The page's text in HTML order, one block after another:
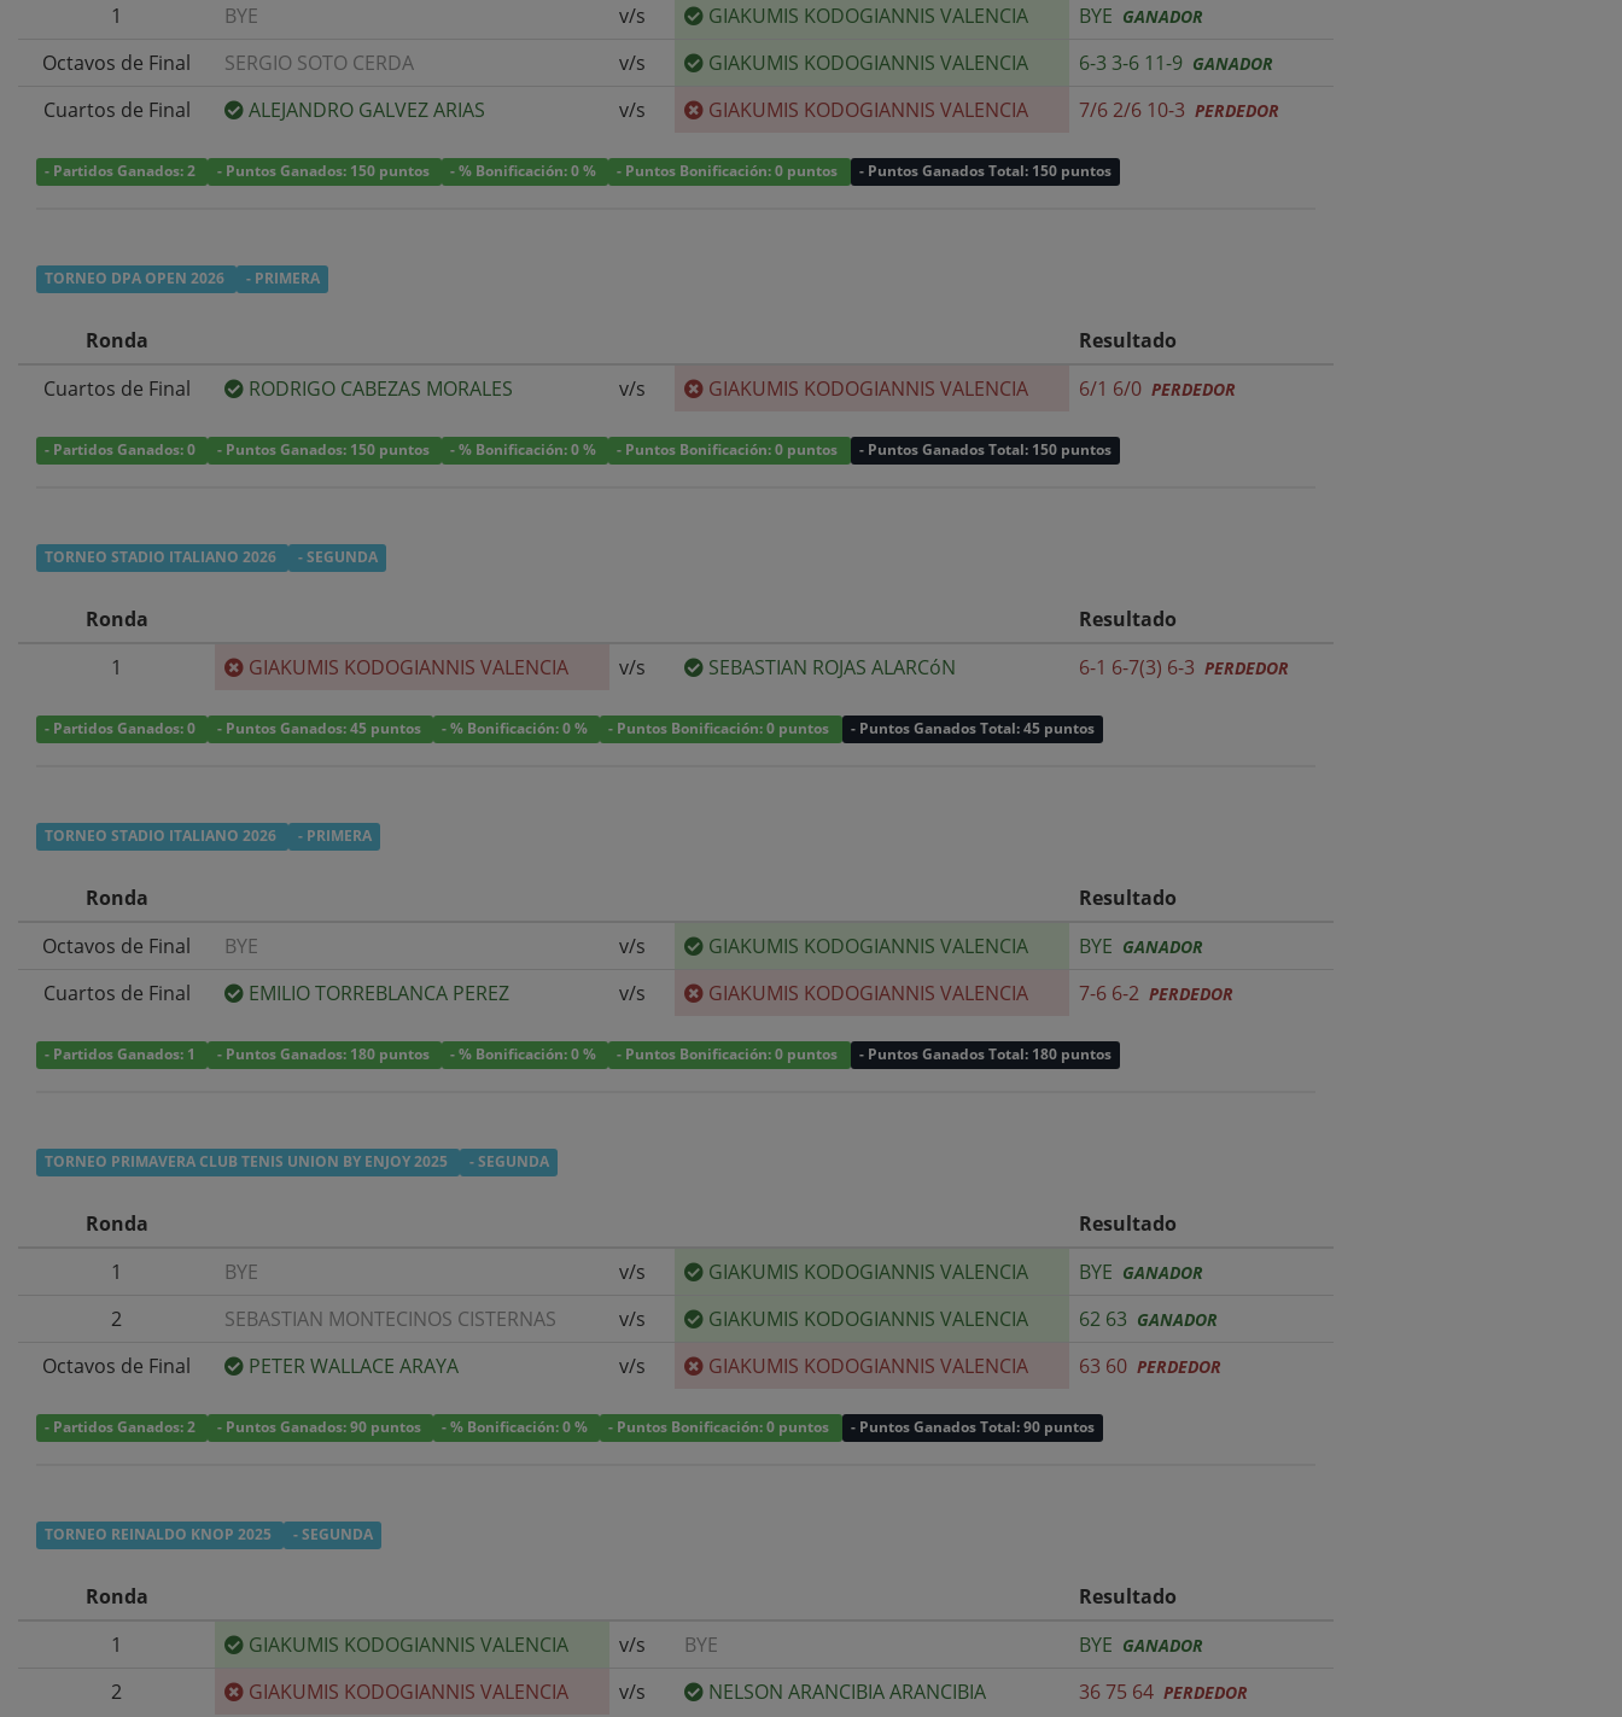
1
BYE v/s GIAKUMIS KODOGIANNIS VALENCIA BYE GANADOR
Octavos de Final SERGIO SOTO CERDA v/s GIAKUMIS KODOGIANNIS VALENCIA 6-3 3-6 11-9 GANADOR
Cuartos de Final ALEJANDRO GALVEZ ARIAS v/s GIAKUMIS KODOGIANNIS VALENCIA 7/6 2/6 10-3 PERDEDOR
- Partidos Ganados: 2 - Puntos Ganados: 150 puntos - % Bonificación: 0 % - Puntos Bonificación: 0 puntos - Puntos Ganados Total: 150 puntos
TORNEO DPA OPEN 2026 - PRIMERA
Ronda
Resultado
Cuartos de Final
RODRIGO CABEZAS MORALES v/s GIAKUMIS KODOGIANNIS VALENCIA 6/1 6/0 PERDEDOR
- Partidos Ganados: 0 - Puntos Ganados: 150 puntos - % Bonificación: 0 % - Puntos Bonificación: 0 puntos - Puntos Ganados Total: 150 puntos
TORNEO STADIO ITALIANO 2026 - SEGUNDA
Ronda
Resultado
1
GIAKUMIS KODOGIANNIS VALENCIA v/s SEBASTIAN ROJAS ALARCóN 6-1 6-7(3) 6-3 PERDEDOR
- Partidos Ganados: 0 - Puntos Ganados: 45 puntos - % Bonificación: 0 % - Puntos Bonificación: 0 puntos - Puntos Ganados Total: 45 puntos
TORNEO STADIO ITALIANO 2026 - PRIMERA
Ronda
Resultado
Octavos de Final
BYE v/s GIAKUMIS KODOGIANNIS VALENCIA BYE GANADOR
Cuartos de Final EMILIO TORREBLANCA PEREZ v/s GIAKUMIS KODOGIANNIS VALENCIA 7-6 6-2 PERDEDOR
- Partidos Ganados: 1 - Puntos Ganados: 180 puntos - % Bonificación: 0 % - Puntos Bonificación: 0 puntos - Puntos Ganados Total: 180 puntos
TORNEO PRIMAVERA CLUB TENIS UNION BY ENJOY 2025 - SEGUNDA
Ronda
Resultado
1
BYE v/s GIAKUMIS KODOGIANNIS VALENCIA BYE GANADOR
2 SEBASTIAN MONTECINOS CISTERNAS v/s GIAKUMIS KODOGIANNIS VALENCIA 62 63 GANADOR
Octavos de Final PETER WALLACE ARAYA v/s GIAKUMIS KODOGIANNIS VALENCIA 63 60 PERDEDOR
- Partidos Ganados: 2 - Puntos Ganados: 90 puntos - % Bonificación: 0 % - Puntos Bonificación: 0 puntos - Puntos Ganados Total: 90 puntos
TORNEO REINALDO KNOP 2025 - SEGUNDA
Ronda
Resultado
1
GIAKUMIS KODOGIANNIS VALENCIA v/s BYE BYE GANADOR
2 GIAKUMIS KODOGIANNIS VALENCIA v/s NELSON ARANCIBIA ARANCIBIA 36 75 64 PERDEDOR